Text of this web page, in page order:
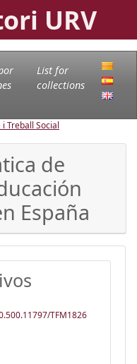
URV
List for
collections
Treball Social
de
España
TFM1826